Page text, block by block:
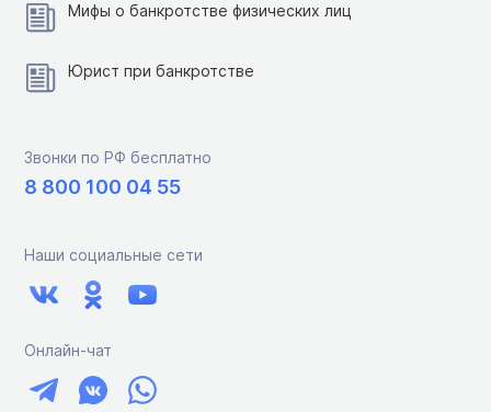
Мифы о банкротстве физических лиц
Юрист при банкротстве
Звонки по РФ бесплатно
8 800 100 04 55
Наши социальные сети
Онлайн-чат